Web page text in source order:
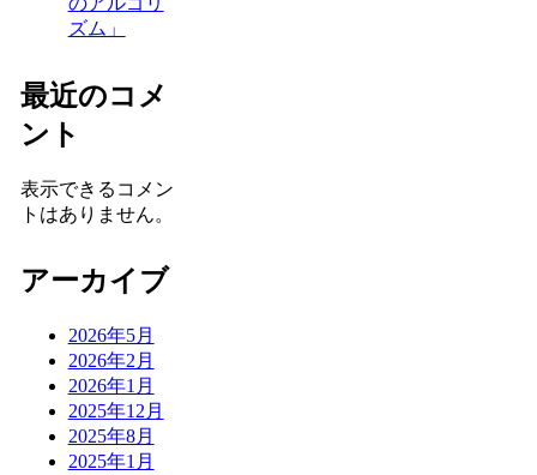
ズム」
最近のコメ
ント
表示できるコメン
トはありません。
アーカイブ
2026年5月
2026年2月
2026年1月
2025年12月
2025年8月
2025年1月